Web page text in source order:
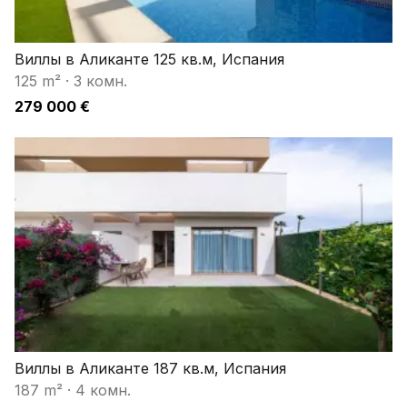
Виллы в Аликанте 125 кв.м, Испания
125 m² · 3 комн.
279 000 €
Виллы в Аликанте 187 кв.м, Испания
187 m² · 4 комн.